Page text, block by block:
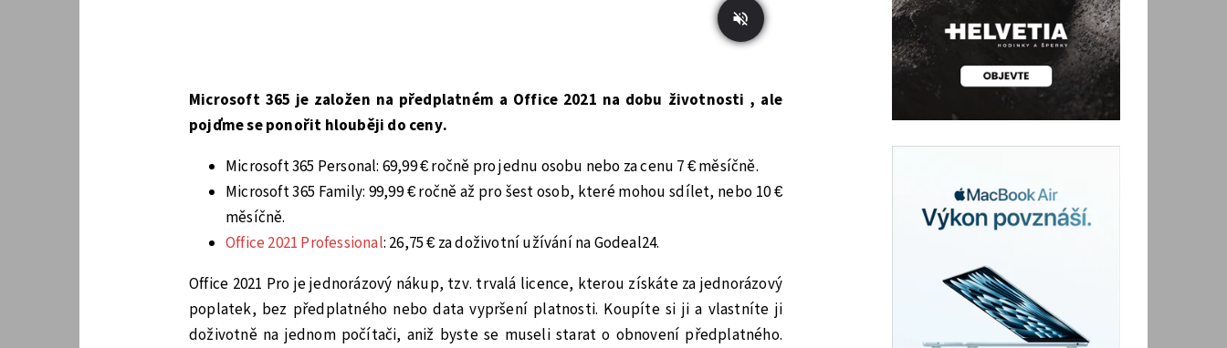
Microsoft 365 je založen na předplatném a Office 2021 na dobu životnosti , ale
pojďme se ponořit hlouběji do ceny.
Microsoft 365 Personal: 69,99 € ročně pro jednu osobu nebo za cenu 7 € měsíčně.
Microsoft 365 Family: 99,99 € ročně až pro šest osob, které mohou sdílet, nebo 10 €
měsíčně.
Office 2021 Professional: 26,75 € za doživotní užívání na Godeal24.
Office 2021 Pro je jednorázový nákup, tzv. trvalá licence, kterou získáte za jednorázový
poplatek, bez předplatného nebo data vypršení platnosti. Koupíte si ji a vlastníte ji
doživotně na jednom počítači, aniž byste se museli starat o obnovení předplatného.